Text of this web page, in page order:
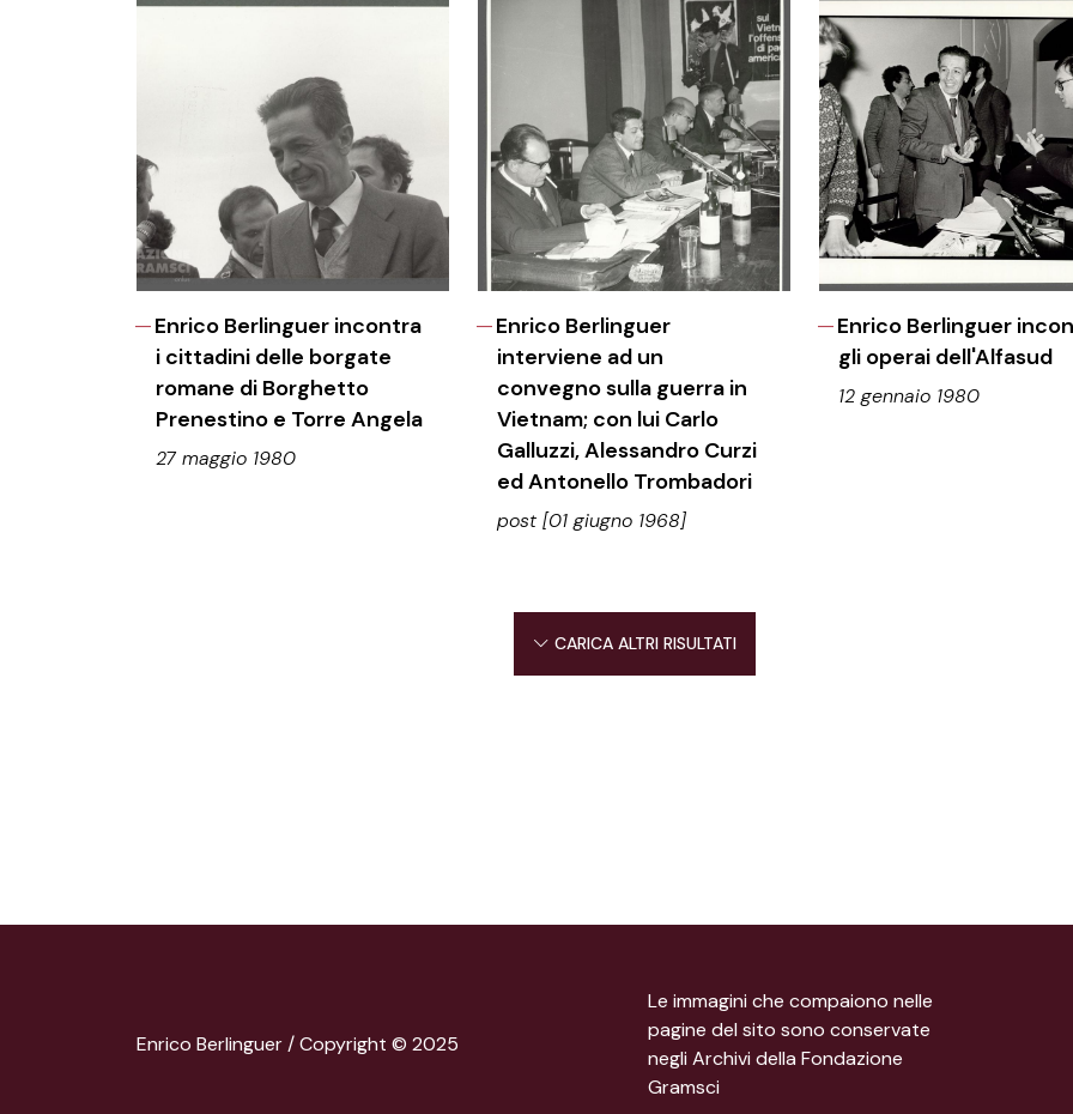
Enrico Berlinguer incontra
i cittadini delle borgate
romane di Borghetto
Prenestino e Torre Angela
27 maggio 1980
Enrico Berlinguer
interviene ad un
convegno sulla guerra in
Vietnam; con lui Carlo
Galluzzi, Alessandro Curzi
ed Antonello Trombadori
post [01 giugno 1968]
Enrico Berlinguer
gli operai dell'Alfasud
12 gennaio 1980
CARICA ALTRI RISULTATI
Enrico Berlinguer / Copyright © 2025
Le immagini che compaiono nelle
pagine del sito sono conservate
negli Archivi della Fondazione
Gramsci